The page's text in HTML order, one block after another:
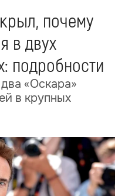
почему
в двух
подробности
«Оскара»
в крупных